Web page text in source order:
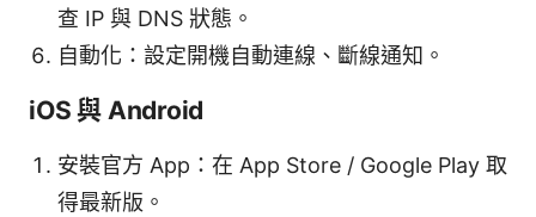
查 IP 與 DNS 狀態。
自動化：設定開機自動連線、斷線通知。
iOS 與 Android
安裝官方 App：在 App Store / Google Play 取
得最新版。